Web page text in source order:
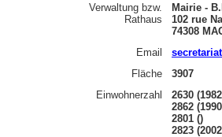
Verwaltung bzw.
Rathaus
Mairie -
102 rue
74308
Email
Fläche
3907
Einwohnerzahl
2630
2862
2801 ()
2823